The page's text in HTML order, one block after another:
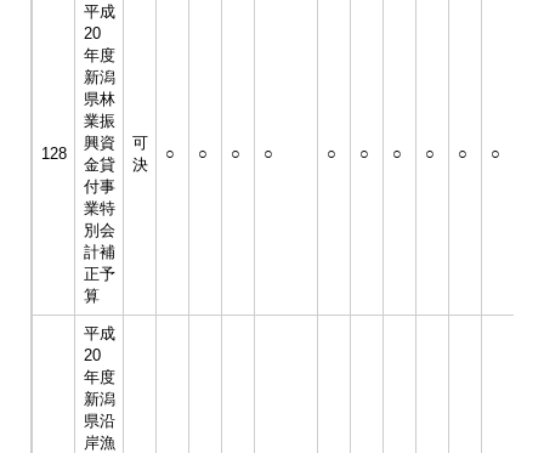
128
平成
20
年度
新潟
県林
業振
興資
金貸
付事
業特
別会
計補
正予
算
可
決
○ ○ ○ ○ ○ ○ ○ ○ ○ ○
平成
20
年度
新潟
県沿
岸漁